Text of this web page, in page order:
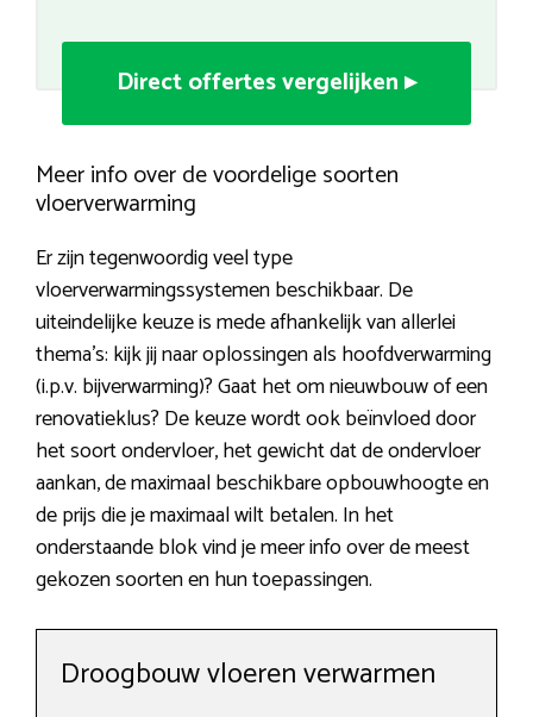
Direct offertes vergelijken ▸
Meer info over de voordelige soorten
vloerverwarming
Er zijn tegenwoordig veel type
vloerverwarmingssystemen beschikbaar. De
uiteindelijke keuze is mede afhankelijk van allerlei
thema’s: kijk jij naar oplossingen als hoofdverwarming
(i.p.v. bijverwarming)? Gaat het om nieuwbouw of een
renovatieklus? De keuze wordt ook beïnvloed door
het soort ondervloer, het gewicht dat de ondervloer
aankan, de maximaal beschikbare opbouwhoogte en
de prijs die je maximaal wilt betalen. In het
onderstaande blok vind je meer info over de meest
gekozen soorten en hun toepassingen.
Droogbouw vloeren verwarmen